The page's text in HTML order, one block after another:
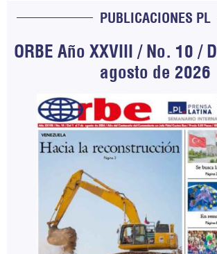
PUBLICACIONES PL
ORBE Año XXVIII / No. 10 /
agosto de 2026